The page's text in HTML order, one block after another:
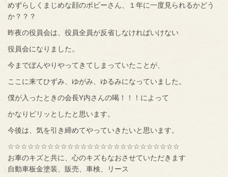
めずらしくまじめな顔のボビーさん、１年に一度見られるかどう
か？？？
昨夜の役員会は、役員全員が反省しなければいけない
役員会になりました。
今までぼんやりやってきてしまっていたことが、
ここに来てひずみ、ゆがみ、ゆるみになっていました。
僕が入ったときの会長Y内さんの喝！！！によって
かなりピリッとしたと思います。
今後は、気を引き締めてやっていきたいと思います。
☆☆☆☆☆☆☆☆☆☆☆☆☆☆☆☆☆☆☆☆☆☆☆☆☆☆
お車のキズと共に、心のキズもなおさせていただきます
自動車板金塗装、販売、車検、リース